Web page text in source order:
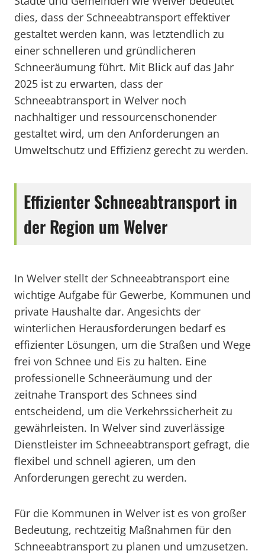
dies, dass der Schneeabtransport effektiver
gestaltet werden kann, was letztendlich zu
einer schnelleren und gründlicheren
Schneeräumung führt. Mit Blick auf das Jahr
2025 ist zu erwarten, dass der
Schneeabtransport in Welver noch
nachhaltiger und ressourcenschonender
gestaltet wird, um den Anforderungen an
Umweltschutz und Effizienz gerecht zu werden.
Effizienter Schneeabtransport in
der Region um Welver
In Welver stellt der Schneeabtransport eine
wichtige Aufgabe für Gewerbe, Kommunen und
private Haushalte dar. Angesichts der
winterlichen Herausforderungen bedarf es
effizienter Lösungen, um die Straßen und Wege
frei von Schnee und Eis zu halten. Eine
professionelle Schneeräumung und der
zeitnahe Transport des Schnees sind
entscheidend, um die Verkehrssicherheit zu
gewährleisten. In Welver sind zuverlässige
Dienstleister im Schneeabtransport gefragt, die
flexibel und schnell agieren, um den
Anforderungen gerecht zu werden.
Für die Kommunen in Welver ist es von großer
Bedeutung, rechtzeitig Maßnahmen für den
Schneeabtransport zu planen und umzusetzen.